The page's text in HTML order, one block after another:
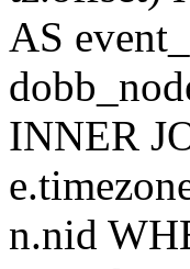
AS
INNER
n.nid